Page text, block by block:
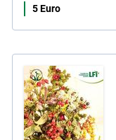
5 Euro